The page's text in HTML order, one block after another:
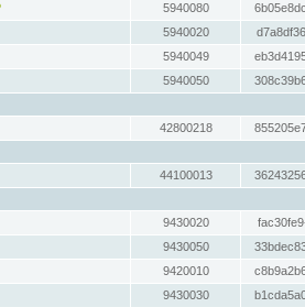
5940080
5940020
5940049
5940050
42800218
44100013
9430020
9430050
9420010
9430030